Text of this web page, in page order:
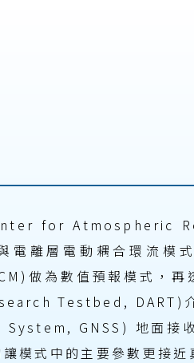
for Atmospheric
離層電動耦合環流模
數值預報模式，再透
Testbed, DART)介
GNSS) 地面接
式中的主要參數更接近